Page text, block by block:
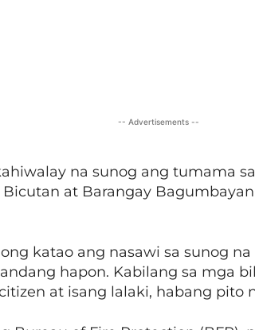
-- Advertisements --
na sunog ang tumama
at Barangay
katao ang nasawi sa sunog
hapon. Kabilang sa mga
at isang lalaki, habang pito